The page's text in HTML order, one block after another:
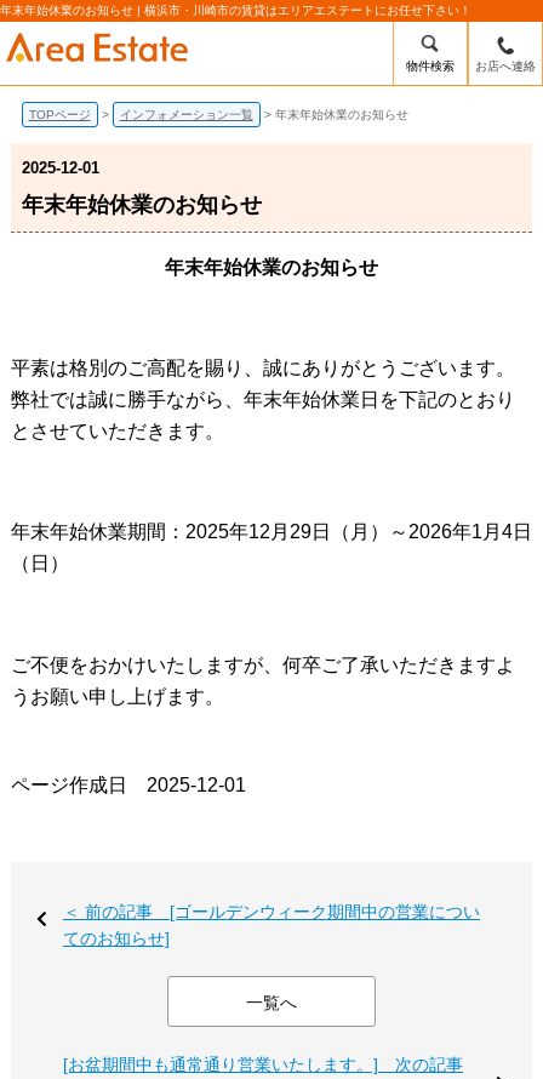
年末年始休業のお知らせ | 横浜市・川崎市の賃貸はエリアエステートにお任せ下さい！
物件検索 お店へ連絡
TOPページ インフォメーション一覧 年末年始休業のお知らせ
2025-12-01
年末年始休業のお知らせ
年末年始休業のお知らせ
平素は格別のご高配を賜り、誠にありがとうございます。
弊社では誠に勝手ながら、年末年始休業日を下記のとおり
とさせていただきます。
年末年始休業期間：2025年12月29日（月）～2026年1月4日
（日）
ご不便をおかけいたしますが、何卒ご了承いただきますよ
うお願い申し上げます。
ページ作成日 2025-12-01
＜ 前の記事 [ゴールデンウィーク期間中の営業につい
てのお知らせ]
一覧へ
[お盆期間中も通常通り営業いたします。] 次の記事